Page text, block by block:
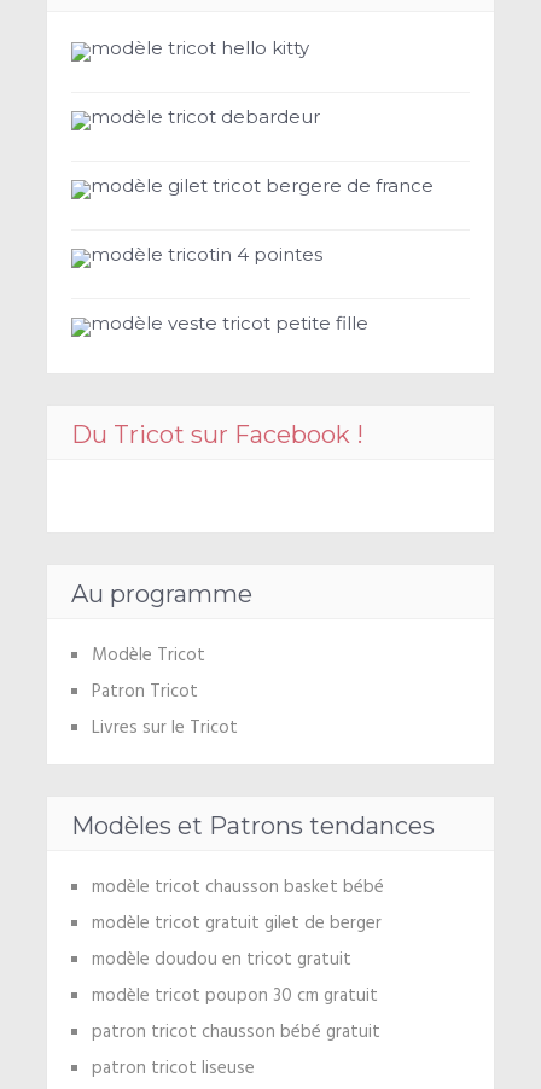
modèle tricot hello kitty
modèle tricot debardeur
modèle gilet tricot bergere de france
modèle tricotin 4 pointes
modèle veste tricot petite fille
Du Tricot sur Facebook !
Au programme
Modèle Tricot
Patron Tricot
Livres sur le Tricot
Modèles et Patrons tendances
modèle tricot chausson basket bébé
modèle tricot gratuit gilet de berger
modèle doudou en tricot gratuit
modèle tricot poupon 30 cm gratuit
patron tricot chausson bébé gratuit
patron tricot liseuse